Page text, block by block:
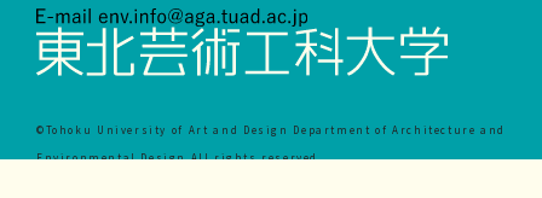
©Tohoku University of Art and Design Department of Architecture and
Environmental Design All rights reserved.